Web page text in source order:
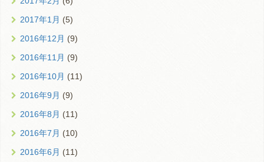
2017年1月 (5)
2016年12月 (9)
2016年11月 (9)
2016年10月 (11)
2016年9月 (9)
2016年8月 (11)
2016年7月 (10)
2016年6月 (11)